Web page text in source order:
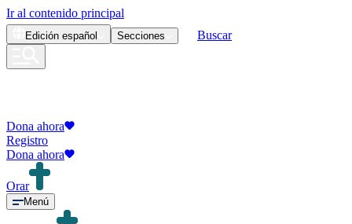
Ir al contenido principal
Edición español Secciones Buscar
Dona ahora
Registro
Dona ahora
Orar
Menú